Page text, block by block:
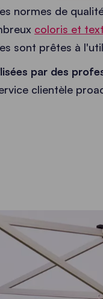
normes de
coloris et
sont prêtes à
par des
clientèle